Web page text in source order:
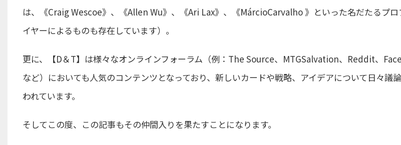
は、《Craig Wescoe》、《Allen Wu》、《Ari Lax》、《MárcioCarvalho 》といった名だたるプロ
イヤーによるものも存在しています）。
更に、【D＆T】は様々なオンラインフォーラム（例：The Source、MTGSalvation、Reddit、
など）においても人気のコンテンツとなっており、新しいカードや戦略、アイデアについて日々議
われています。
そしてこの度、この記事もその仲間入りを果たすことになります。